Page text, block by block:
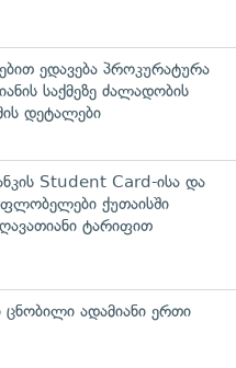
ედავება პროკურატურა
საქმეზე ძალადობის
დეტალები
Student Card-ისა და
ქუთაისში
ტარიფით
ცნობილი ადამიანი ერთი